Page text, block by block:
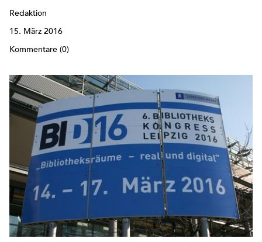
Redaktion
15. März 2016
Kommentare (0)